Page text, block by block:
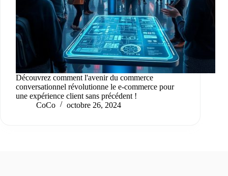
Découvrez comment l'avenir du commerce
conversationnel révolutionne le e-commerce pour
une expérience client sans précédent !
CoCo
octobre 26, 2024